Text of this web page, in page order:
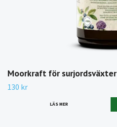
Moorkraft för surjordsväxter
130 kr
LÄS MER